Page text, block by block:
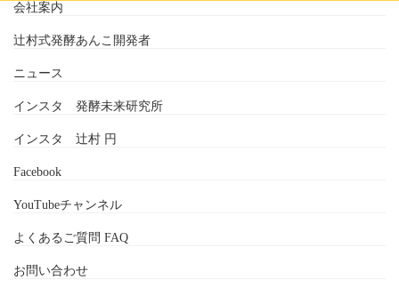
会社案内
辻村式発酵あんこ開発者
ニュース
インスタ 発酵未来研究所
インスタ 辻村 円
Facebook
YouTubeチャンネル
よくあるご質問 FAQ
お問い合わせ